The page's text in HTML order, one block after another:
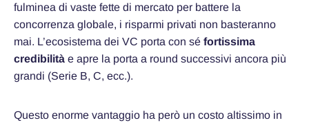
fulminea di vaste fette di mercato per battere la
concorrenza globale, i risparmi privati non basteranno
mai. L’ecosistema dei VC porta con sé fortissima
credibilità e apre la porta a round successivi ancora più
grandi (Serie B, C, ecc.).
Questo enorme vantaggio ha però un costo altissimo in